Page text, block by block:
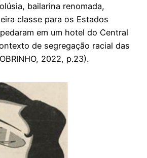
bailarina renomada,
classe para os Estados
em um hotel do Central
de segregação racial das
2022, p.23).